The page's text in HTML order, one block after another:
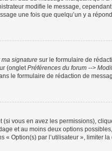
modifie le message,
une fois que quelqu’un y a
ma signature sur le formulaire de
(ongletPréférences du forum -->
le formulaire de rédaction de
(si vous en avez les permissions),
et au moins deux options
Option(s) par l’utilisateur », limiter